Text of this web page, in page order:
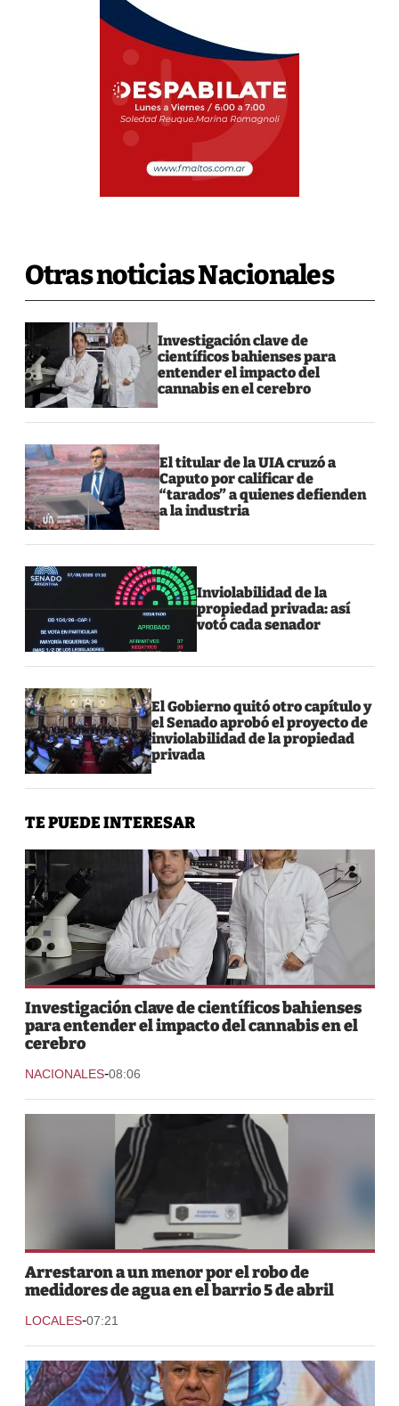
Otras noticias Nacionales
Investigación clave de
científicos bahienses para
entender el impacto del
cannabis en el cerebro
El titular de la UIA cruzó a
Caputo por calificar de
“tarados” a quienes defienden
a la industria
Inviolabilidad de la
propiedad privada: así
votó cada senador
El Gobierno quitó otro capítulo y
el Senado aprobó el proyecto de
inviolabilidad de la propiedad
privada
TE PUEDE INTERESAR
Investigación clave de científicos bahienses
para entender el impacto del cannabis en el
cerebro
NACIONALES-08:06
Arrestaron a un menor por el robo de
medidores de agua en el barrio 5 de abril
LOCALES-07:21